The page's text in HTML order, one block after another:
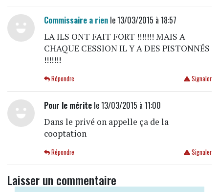
Commissaire a rienle 13/03/2015 à 18:57
LA ILS ONT FAIT FORT !!!!!!! MAIS A
CHAQUE CESSION IL Y A DES PISTONNÉS
!!!!!!!
Signaler
Répondre
Pour le méritele 13/03/2015 à 11:00
Dans le privé on appelle ça de la
cooptation
Signaler
Répondre
Laisser un commentaire